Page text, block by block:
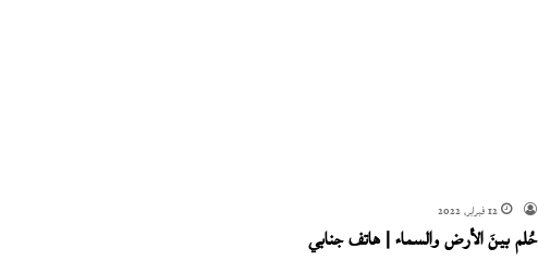
12 فبراير، 2022
حُلم بينَ الأرض والسماء | هاتف جنابي